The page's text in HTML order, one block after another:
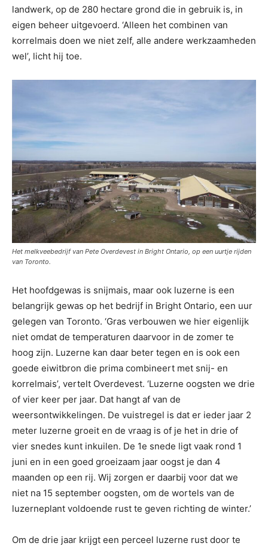
landwerk, op de 280 hectare grond die in gebruik is, in
eigen beheer uitgevoerd. ‘Alleen het combinen van
korrelmais doen we niet zelf, alle andere werkzaamheden
wel’, licht hij toe.
Het melkveebedrijf van Pete Overdevest in Bright Ontario, op een uurtje rijden
van Toronto.
Het hoofdgewas is snijmais, maar ook luzerne is een
belangrijk gewas op het bedrijf in Bright Ontario, een uur
gelegen van Toronto. ‘Gras verbouwen we hier eigenlijk
niet omdat de temperaturen daarvoor in de zomer te
hoog zijn. Luzerne kan daar beter tegen en is ook een
goede eiwitbron die prima combineert met snij- en
korrelmais’, vertelt Overdevest. ‘Luzerne oogsten we drie
of vier keer per jaar. Dat hangt af van de
weersontwikkelingen. De vuistregel is dat er ieder jaar 2
meter luzerne groeit en de vraag is of je het in drie of
vier snedes kunt inkuilen. De 1e snede ligt vaak rond 1
juni en in een goed groeizaam jaar oogst je dan 4
maanden op een rij. Wij zorgen er daarbij voor dat we
niet na 15 september oogsten, om de wortels van de
luzerneplant voldoende rust te geven richting de winter.’
Om de drie jaar krijgt een perceel luzerne rust door te